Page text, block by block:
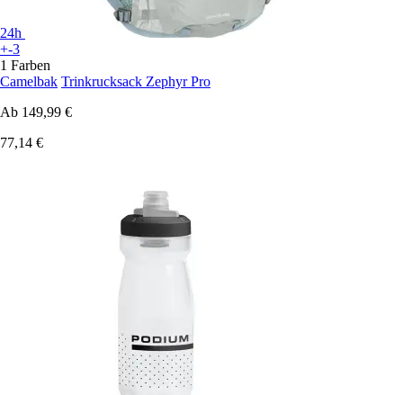
24h
+-3
1 Farben
Camelbak Trinkrucksack Zephyr Pro
Ab 149,99 €
77,14 €